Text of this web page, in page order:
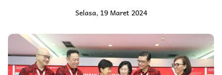
Selasa, 19 Maret 2024